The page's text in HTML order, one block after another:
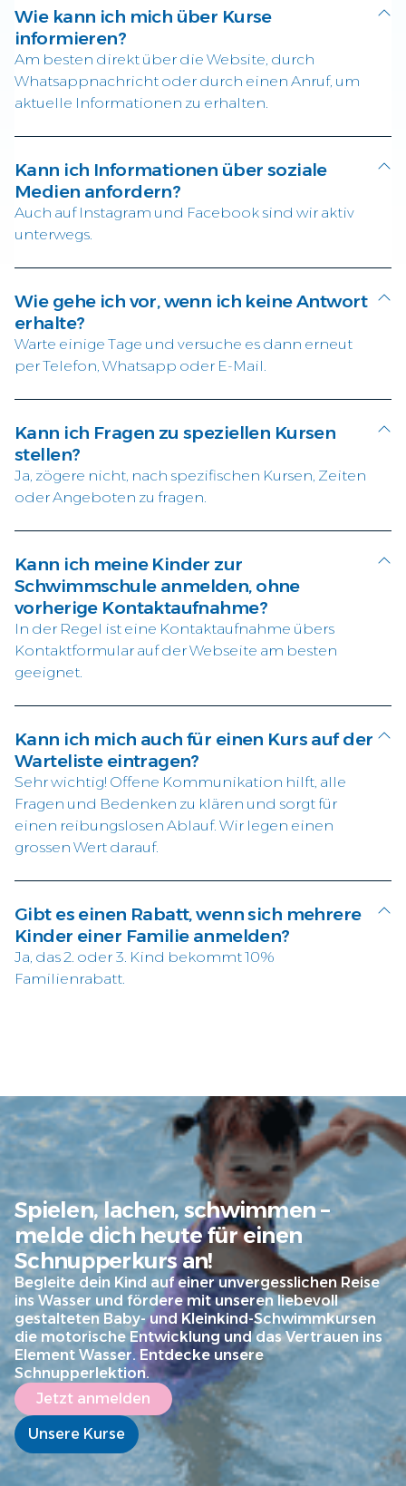
Wie kann ich mich über Kurse
informieren?
Am besten direkt über die Website, durch
Whatsappnachricht oder durch einen Anruf, um
aktuelle Informationen zu erhalten.
Kann ich Informationen über soziale
Medien anfordern?
Auch auf Instagram und Facebook sind wir aktiv
unterwegs.
Wie gehe ich vor, wenn ich keine Antwort
erhalte?
Warte einige Tage und versuche es dann erneut
per Telefon, Whatsapp oder E-Mail.
Kann ich Fragen zu speziellen Kursen
stellen?
Ja, zögere nicht, nach spezifischen Kursen, Zeiten
oder Angeboten zu fragen.
Kann ich meine Kinder zur
Schwimmschule anmelden, ohne
vorherige Kontaktaufnahme?
In der Regel ist eine Kontaktaufnahme übers
Kontaktformular auf der Webseite am besten
geeignet.
Kann ich mich auch für einen Kurs auf der
Warteliste eintragen?
Sehr wichtig! Offene Kommunikation hilft, alle
Fragen und Bedenken zu klären und sorgt für
einen reibungslosen Ablauf. Wir legen einen
grossen Wert darauf.
Gibt es einen Rabatt, wenn sich mehrere
Kinder einer Familie anmelden?
Ja, das 2. oder 3. Kind bekommt 10%
Familienrabatt.
Spielen, lachen, schwimmen –
melde dich heute für einen
Schnupperkurs an!
Begleite dein Kind auf einer unvergesslichen Reise
ins Wasser und fördere mit unseren liebevoll
gestalteten Baby- und Kleinkind-Schwimmkursen
die motorische Entwicklung und das Vertrauen ins
Element Wasser. Entdecke unsere
Schnupperlektion.
Jetzt anmelden
Unsere Kurse